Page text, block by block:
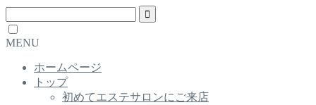
MENU
ホームページ
トップ
初めてエステサロンにご来店